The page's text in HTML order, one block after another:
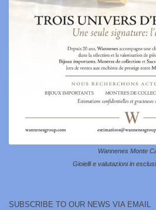
Wannenes Monte
Gioielli e valutazioni in
SUBSCRIBE TO OUR NEWS VIA EMAIL